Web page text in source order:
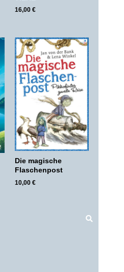
16,00 €
Die magische
Flaschenpost
10,00 €